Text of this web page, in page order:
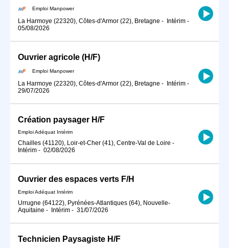
Emploi Manpower
La Harmoye (22320), Côtes-d'Armor (22), Bretagne - Intérim -
05/08/2026
Ouvrier agricole (H/F)
Emploi Manpower
La Harmoye (22320), Côtes-d'Armor (22), Bretagne - Intérim -
29/07/2026
Création paysager H/F
Emploi Adéquat Intérim
Chailles (41120), Loir-et-Cher (41), Centre-Val de Loire -
Intérim - 02/08/2026
Ouvrier des espaces verts F/H
Emploi Adéquat Intérim
Urrugne (64122), Pyrénées-Atlantiques (64), Nouvelle-
Aquitaine - Intérim - 31/07/2026
Technicien Paysagiste H/F